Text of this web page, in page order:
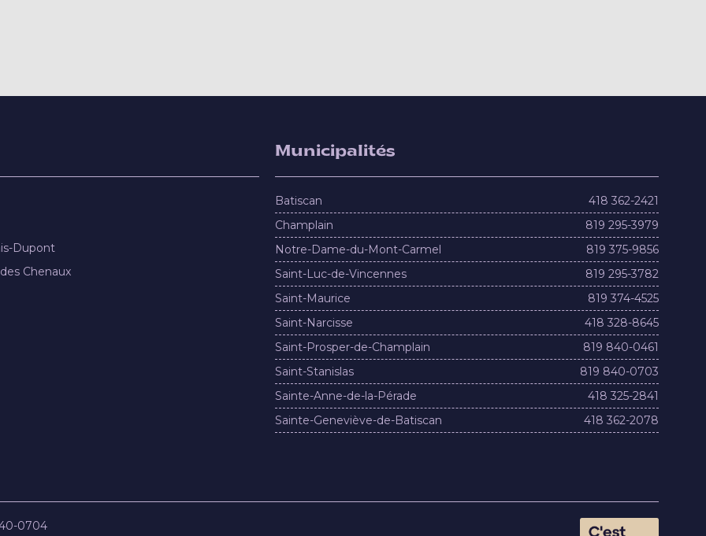
Dupont
Chenaux
Municipalités
Batiscan
418 362-2421
Champlain
819 295-3979
Notre-Dame-du-Mont-Carmel
819 375-9856
Saint-Luc-de-Vincennes
819 295-3782
Saint-Maurice
819 374-4525
Saint-Narcisse
418 328-8645
Saint-Prosper-de-Champlain
819 840-0461
Saint-Stanislas
819 840-0703
Sainte-Anne-de-la-Pérade
418 325-2841
Sainte-Geneviève-de-Batiscan
418 362-2078
0704